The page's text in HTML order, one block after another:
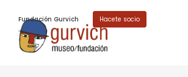
Fundación Gurvich Hacete socio